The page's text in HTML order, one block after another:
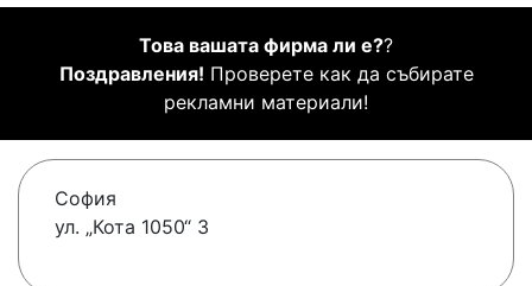
Това вашата фирма ли е??
Поздравления! Проверете как да събирате
рекламни материали!
София
ул. „Кота 1050“ 3